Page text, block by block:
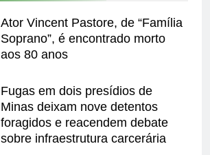
Ator Vincent Pastore, de “Família
Soprano”, é encontrado morto
aos 80 anos
Fugas em dois presídios de
Minas deixam nove detentos
foragidos e reacendem debate
sobre infraestrutura carcerária